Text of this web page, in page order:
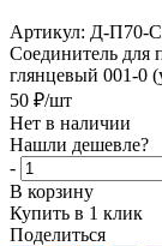
Артикул: Д-П70-
Соединитель для
глянцевый 001-0
50 ₽/шт
Нет в наличии
Нашли дешевле?
-
В корзину
Купить в 1 клик
Поделиться